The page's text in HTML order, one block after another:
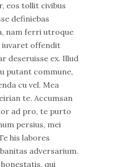
eos tollit civibus
definiebas
nam ferri utroque
iuvaret offendit
deseruisse ex. Illud
putant commune,
cu vel. Mea
te. Accumsan
ad pro, te purto
persius, mei
his labores
adversarium.
qui